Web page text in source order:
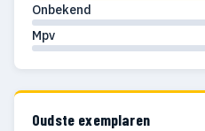
Onbekend
Mpv
Oudste exemplaren